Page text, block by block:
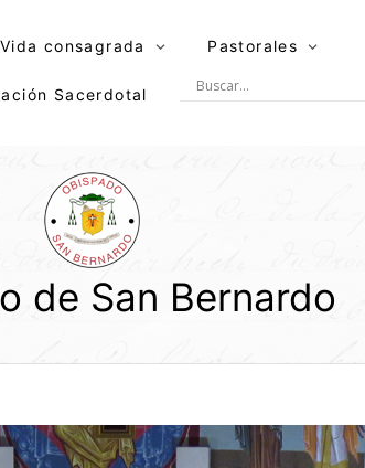
Vida consagrada Pastorales
Sacerdotal
de San Bernardo